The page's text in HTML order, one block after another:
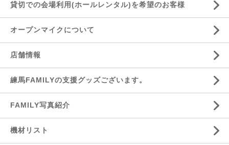
貸切での会場利用(ホールレンタル)を希望のお客様
オープンマイクについて
店舗情報
練馬FAMILYの支援グッズございます。
FAMILY写真紹介
機材リスト